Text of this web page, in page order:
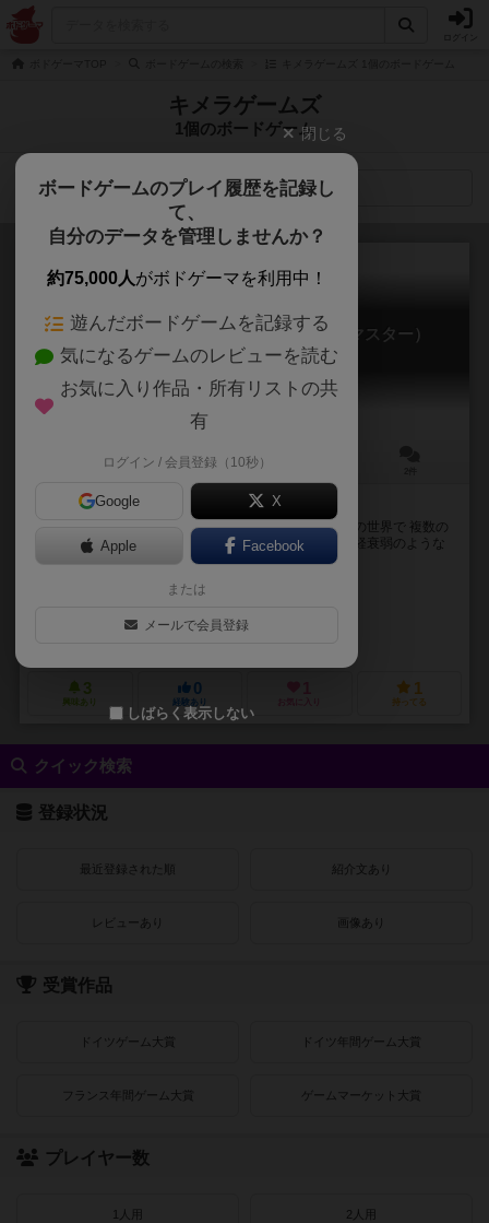
キメラゲームズ
1個のボードゲーム
検索メニュー
ELEMENTAL MASTER（エレメンタルマスター）
ELEMENTAL MASTER
20～30分
大召喚にする？それとも連続召喚？
今からあなたは召喚士です。 様々な思惑が交差するこの世界で 複数の
エレメンタルを見つけて召喚を成功させましょう。 神経衰弱のような
簡単なルールで誰でも楽しめます。 古...
おっことぬし（Okkotonushi）
3
興味あり
0
経験あり お気に入り
1
持ってる
クイック検索
登録状況
最近登録された順 紹介文あり
レビューあり 画像あり
受賞作品
ドイツゲーム大賞 ドイツ年間ゲーム大賞
フランス年間ゲーム大賞 ゲームマーケット大賞
プレイヤー数
1人用 2人用
閉じる
ボードゲームのプレイ履歴を記録し
て、
自分のデータを管理しませんか？
約75,000人がボドゲーマを利用中！
遊んだボードゲームを記録する
気になるゲームのレビューを読む
お気に入り作品・所有リストの共
有
ログイン / 会員登録（10秒）
Google X
Apple Facebook
または
メールで会員登録
しばらく表示しない